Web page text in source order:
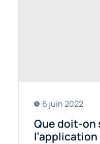
6 juin 2022
Que doit-on